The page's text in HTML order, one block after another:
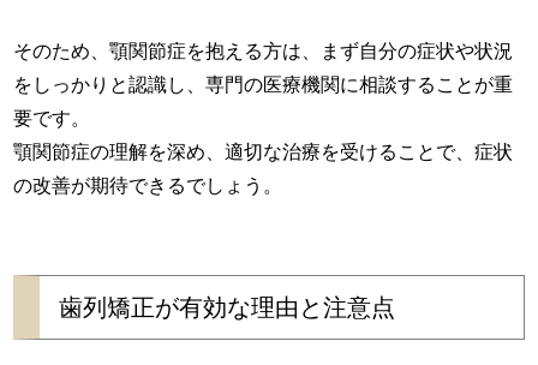
そのため、顎関節症を抱える方は、まず自分の症状や状況
をしっかりと認識し、専門の医療機関に相談することが重
要です。
顎関節症の理解を深め、適切な治療を受けることで、症状
の改善が期待できるでしょう。
歯列矯正が有効な理由と注意点